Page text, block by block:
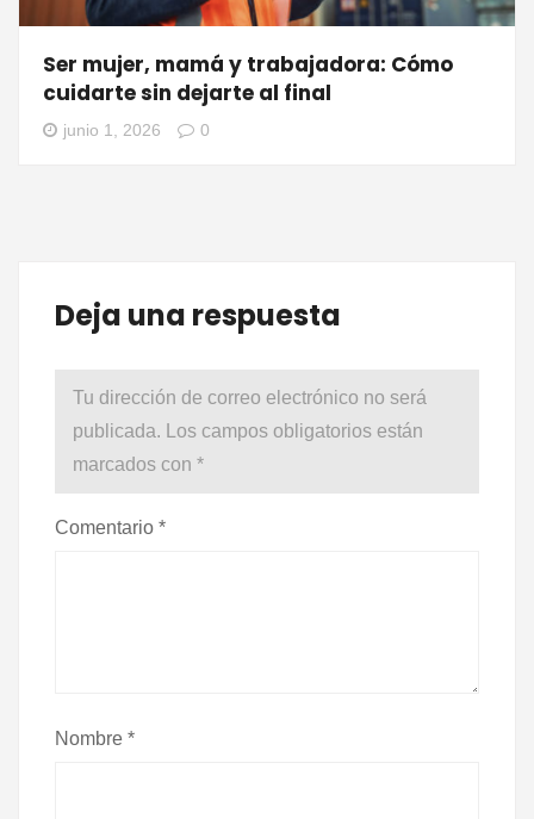
Ser mujer, mamá y trabajadora: Cómo
cuidarte sin dejarte al final
junio 1, 2026 0
Deja una respuesta
Tu dirección de correo electrónico no será
publicada.
Los campos obligatorios están
marcados con *
Comentario *
Nombre *